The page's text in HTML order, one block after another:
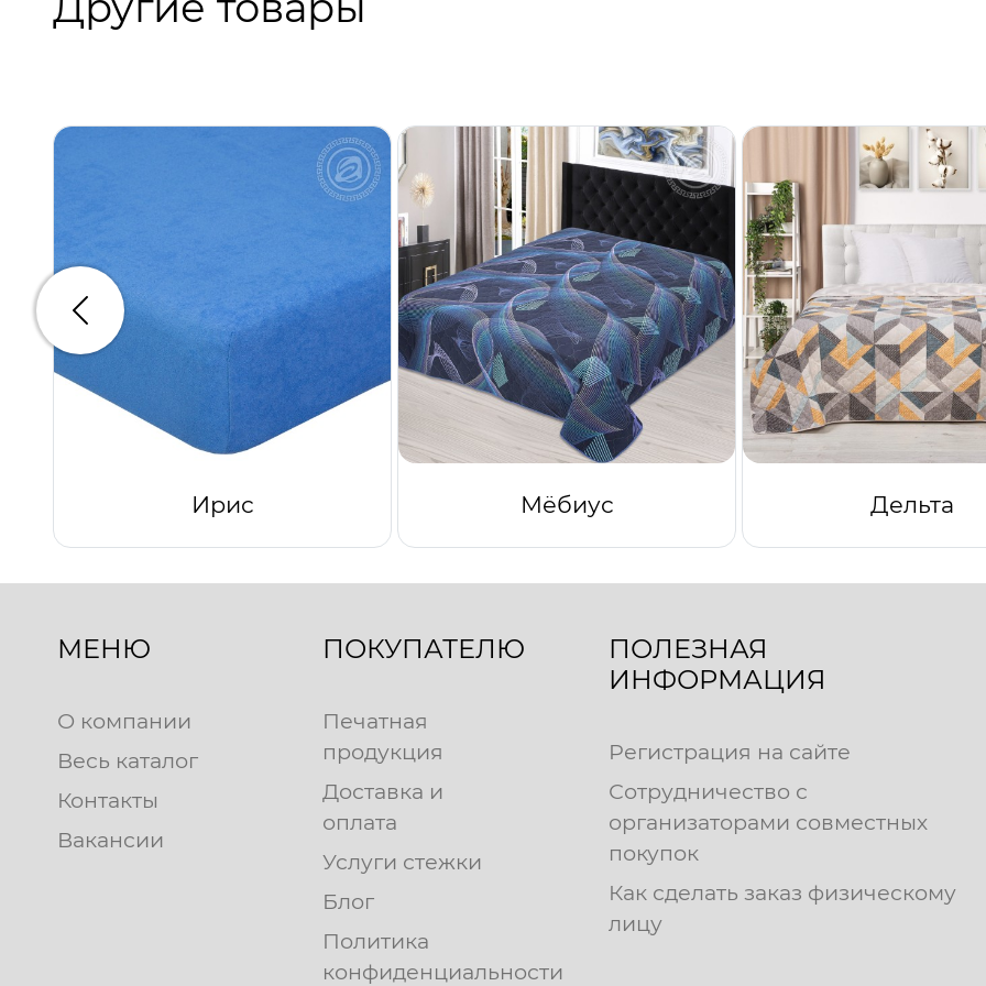
Ирис Мёбиус Дельта
Предыдущий
МЕНЮ
О компании
Весь каталог
Контакты
Вакансии
ПОКУПАТЕЛЮ
Печатная
продукция
Доставка и
оплата
Услуги стежки
Блог
Политика
конфиденциальности
ПОЛЕЗНАЯ
ИНФОРМАЦИЯ
Регистрация на сайте
Сотрудничество с
организаторами совместных
покупок
Как сделать заказ физическому
лицу